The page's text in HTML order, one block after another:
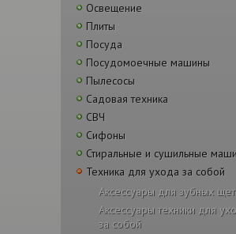
Освещение
Плиты
Посуда
Посудомоечные машины
Пылесосы
Садовая техника
СВЧ
Сифоны
Стиральные и сушильные
Техника для ухода за собой
Аксессуары для зубных
Аксессуары техники для
за собой